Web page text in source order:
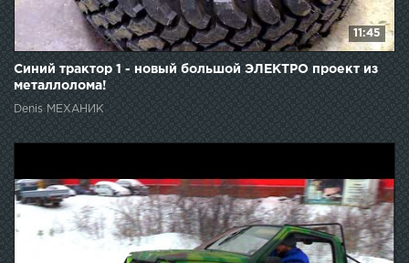
11:45
Синий трактор 1 - новый большой ЭЛЕКТРО проект из
металлолома!
Denis МЕХАНИК